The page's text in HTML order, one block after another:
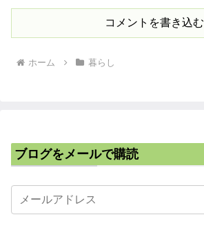
コメントを書き込む
ホーム 暮らし
ブログをメールで購読